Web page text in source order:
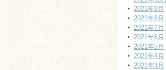
2021年9月
2021年8月
2021年7月
2021年6月
2021年5月
2021年4月
2021年3月